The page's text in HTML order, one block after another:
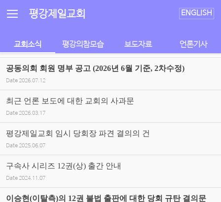
평강제일교회 ENGLISH
교회소식 평강의참모습 보도자료 언론기사
공동의회 회원 명부 공고 (2026년 6월 기준, 2차수정)
Date 2026.07.12
최근 언론 보도에 대한 교회의 사과문
Date 2026.03.17
평강제일교회 임시 당회장 파견 결의의 건
Date 2025.06.07
구속사 시리즈 12권(상) 출간 안내
Date 2024.11.07
이승현(이탈측)의 12권 불법 출판에 대한 당회 규탄 결의문